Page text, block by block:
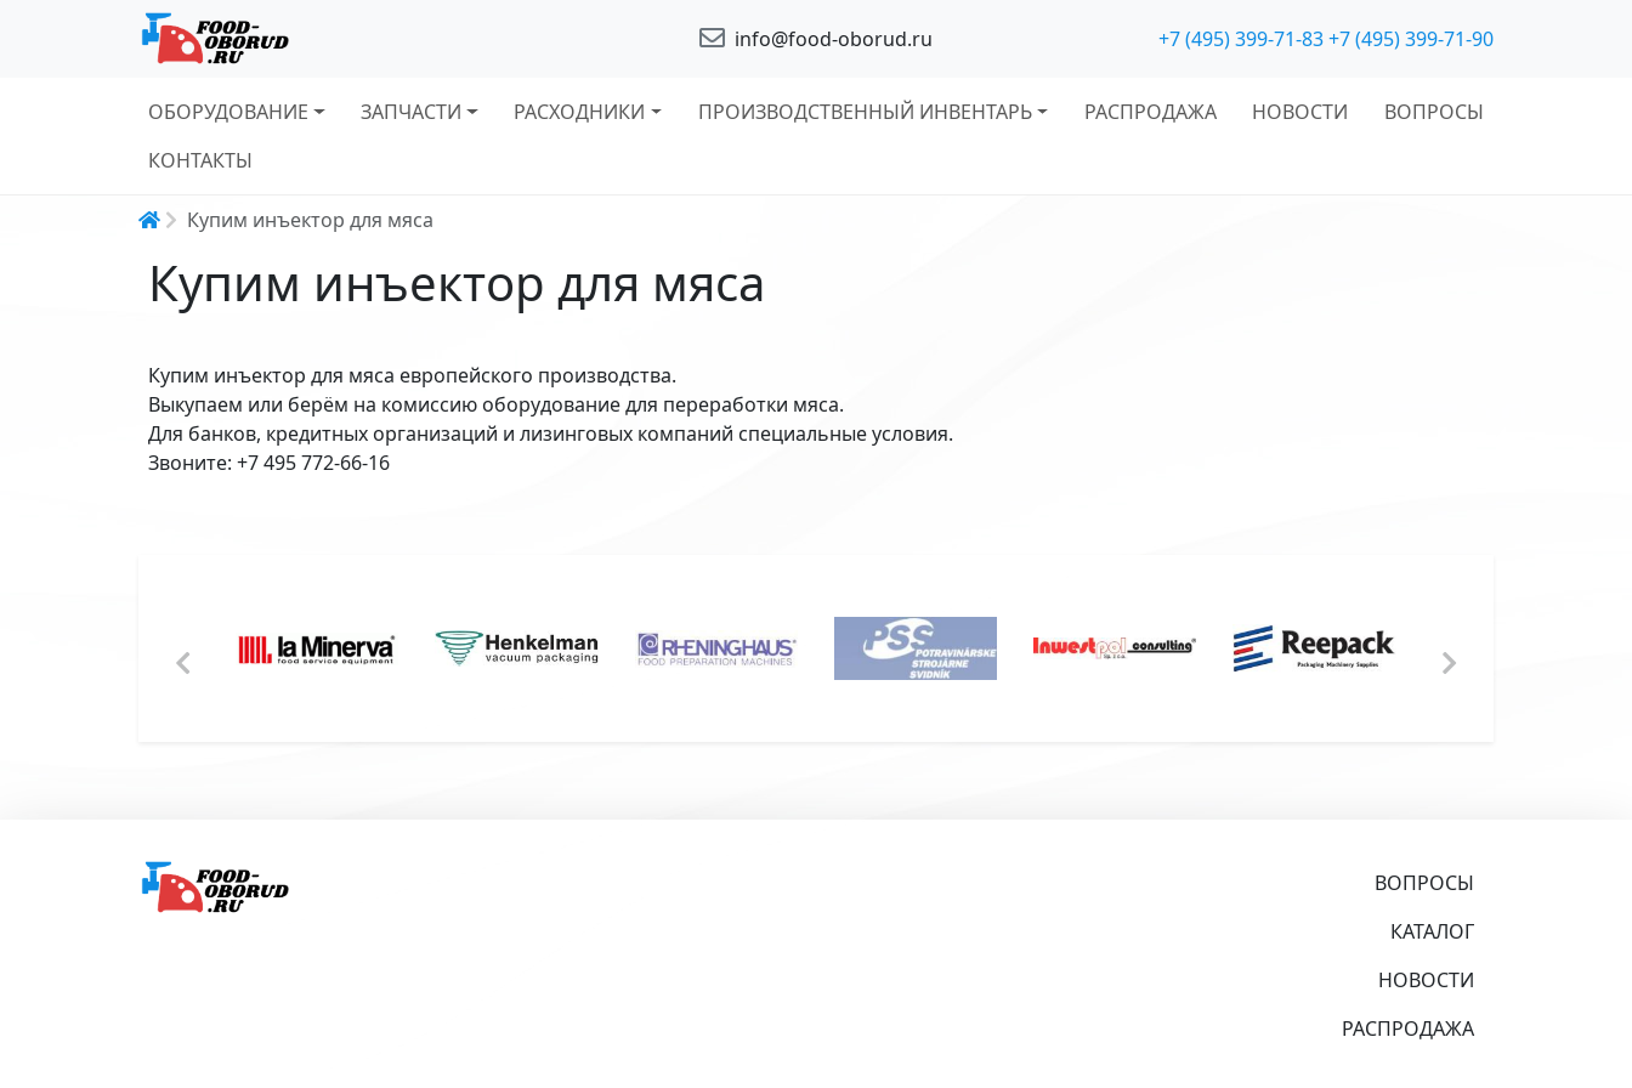
info@food-oborud.ru +7 (495) 399-71-83+7 (495) 399-71-90
Основная навигация
ОБОРУДОВАНИЕ ЗАПЧАСТИ РАСХОДНИКИ ПРОИЗВОДСТВЕННЫЙ ИНВЕНТАРЬ РАСПРОДАЖА НОВОСТИ
ВОПРОСЫ
КОНТАКТЫ
Строка навигации
Купим инъектор для мяса
Купим инъектор для мяса
Купим инъектор для мяса европейского производства.
Выкупаем или берём на комиссию оборудование для переработки мяса.
Для банков, кредитных организаций и лизинговых компаний специальные условия.
Звоните: +7 495 772-66-16
ВОПРОСЫ
КАТАЛОГ
НОВОСТИ
РАСПРОДАЖА